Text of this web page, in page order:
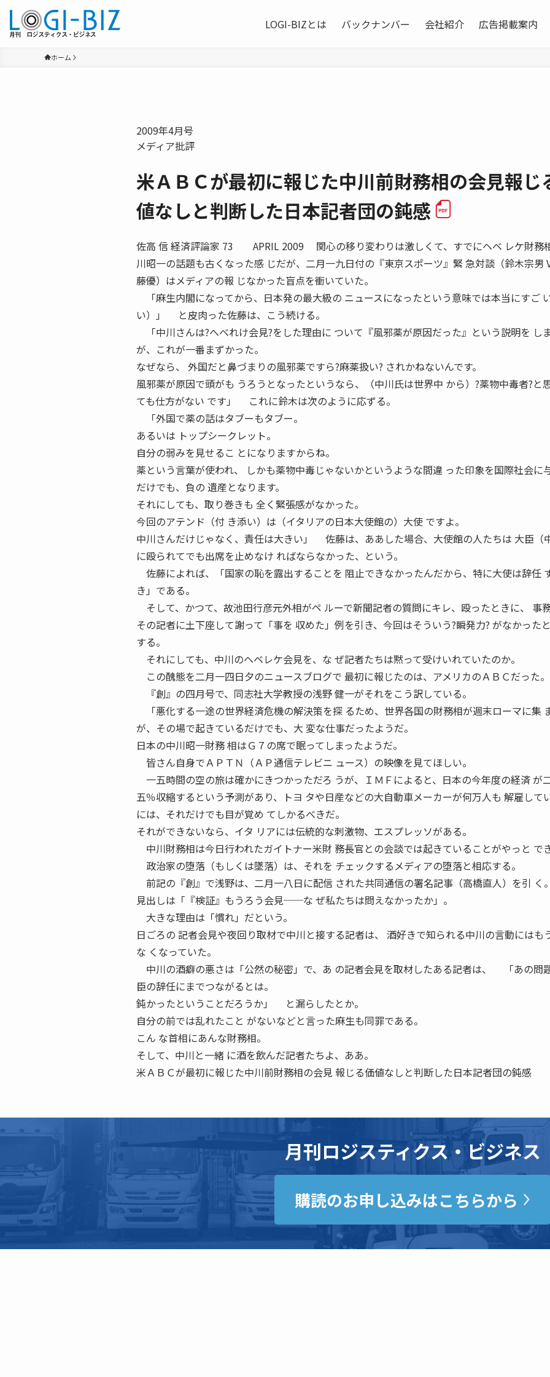
LOGI-BIZとは バックナンバー 会社紹介 広告掲載案内
ホーム
2009年4月号
メディア批評
米ＡＢＣが最初に報じた中川前財務相の会見報じ
値なしと判断した日本記者団の鈍感
佐高 信 経済評論家 73 APRIL 2009 関心の移り変わりは激しくて、すでにヘベ レケ財務
川昭一の話題も古くなった感 じだが、二月一九日付の『東京スポーツ』緊 急対談（鈴木宗男
藤優）はメディアの報 じなかった盲点を衝いていた。
「麻生内閣になってから、日本発の最大級の ニュースになったという意味では本当にすご
い）」 と皮肉った佐藤は、こう続ける。
「中川さんは?へべれけ会見?をした理由に ついて『風邪薬が原因だった』という説明を し
が、これが一番まずかった。
なぜなら、 外国だと鼻づまりの風邪薬ですら?麻薬扱い? されかねないんです。
風邪薬が原因で頭がも うろうとなったというなら、（中川氏は世界中 から）?薬物中毒者?と
ても仕方がない です」 これに鈴木は次のように応ずる。
「外国で薬の話はタブーもタブー。
あるいは トップシークレット。
自分の弱みを見せるこ とになりますからね。
薬という言葉が使われ、 しかも薬物中毒じゃないかというような間違 った印象を国際社会に
だけでも、負の 遺産となります。
それにしても、取り巻きも 全く緊張感がなかった。
今回のアテンド（付 き添い）は（イタリアの日本大使館の）大使 ですよ。
中川さんだけじゃなく、責任は大きい」 佐藤は、ああした場合、大使館の人たちは 大臣（中
に殴られてでも出席を止めなけ ればならなかった、という。
佐藤によれば、「国家の恥を露出することを 阻止できなかったんだから、特に大使は辞任
き」である。
そして、かつて、故池田行彦元外相がペ ルーで新聞記者の質問にキレ、殴ったときに、 事
その記者に土下座して謝って「事を 収めた」例を引き、今回はそういう?瞬発力? がなかった
する。
それにしても、中川のヘベレケ会見を、な ぜ記者たちは黙って受けいれていたのか。
この醜態を二月一四日夕のニュースブログで 最初に報じたのは、アメリカのＡＢＣだった。
『創』の四月号で、同志社大学教授の浅野 健一がそれをこう訳している。
「悪化する一途の世界経済危機の解決策を探 るため、世界各国の財務相が週末ローマに集
が、その場で起きているだけでも、大 変な仕事だったようだ。
日本の中川昭一財務 相はＧ７の席で眠ってしまったようだ。
皆さん自身でＡＰＴＮ（ＡＰ通信テレビニ ュース）の映像を見てほしい。
一五時間の空の旅は確かにきつかっただろ うが、ＩＭＦによると、日本の今年度の経済 が
五％収縮するという予測があり、トヨ タや日産などの大自動車メーカーが何万人も 解雇して
には、それだけでも目が覚め てしかるべきだ。
それができないなら、イタ リアには伝統的な刺激物、エスプレッソがある。
中川財務相は今日行われたガイトナー米財 務長官との会談では起きていることがやっと でき
政治家の堕落（もしくは墜落）は、それを チェックするメディアの堕落と相応する。
前記の『創』で浅野は、二月一八日に配信 された共同通信の署名記事（高橋直人）を引 く。
見出しは「『検証』もうろう会見──な ぜ私たちは問えなかったか」。
大きな理由は「慣れ」だという。
日ごろの 記者会見や夜回り取材で中川と接する記者は、 酒好きで知られる中川の言動にはも
な くなっていた。
中川の酒癖の悪さは「公然の秘密」で、あ の記者会見を取材したある記者は、 「あの問
臣の辞任にまでつながるとは。
鈍かったということだろうか」 と漏らしたとか。
自分の前では乱れたこと がないなどと言った麻生も同罪である。
こん な首相にあんな財務相。
そして、中川と一緒 に酒を飲んだ記者たちよ、ああ。
米ＡＢＣが最初に報じた中川前財務相の会見 報じる価値なしと判断した日本記者団の鈍感
月刊ロジスティクス・ビジネス
購読のお申し込みはこちらから